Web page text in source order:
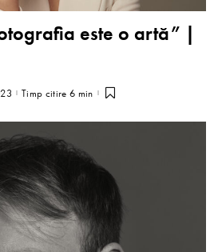
este o artă” |
Timp citire 6 min